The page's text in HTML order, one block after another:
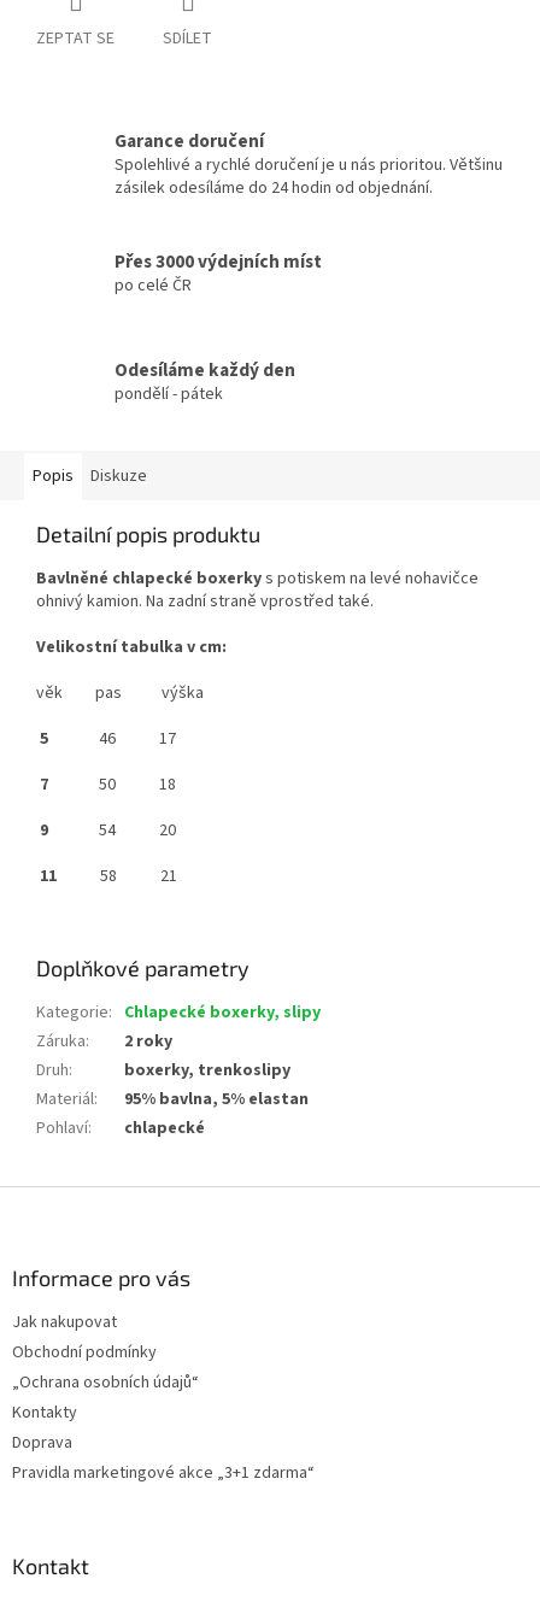
ZEPTAT SE SDÍLET
Garance doručení
Spolehlivé a rychlé doručení je u nás prioritou. Většinu
zásilek odesíláme do 24 hodin od objednání.
Přes 3000 výdejních míst
po celé ČR
Odesíláme každý den
pondělí - pátek
Popis Diskuze
Detailní popis produktu
Bavlněné chlapecké boxerkys potiskem na levé nohavičce
ohnivý kamion. Na zadní straně vprostřed také.
Velikostní tabulka v cm:
věk pas výška
5
46 17
7
50 18
9
54 20
11 58 21
Doplňkové parametry
Kategorie: Chlapecké boxerky, slipy
Záruka:
2 roky
Druh:
boxerky, trenkoslipy
Materiál:
95% bavlna, 5% elastan
Pohlaví: chlapecké
Informace pro vás
Jak nakupovat
Obchodní podmínky
„Ochrana osobních údajů“
Kontakty
Doprava
Pravidla marketingové akce „3+1 zdarma“
Kontakt